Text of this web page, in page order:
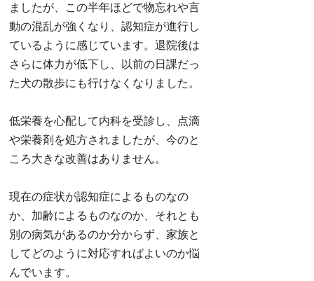
ましたが、この半年ほどで物忘れや言
動の混乱が強くなり、認知症が進行し
ているように感じています。退院後は
さらに体力が低下し、以前の日課だっ
た犬の散歩にも行けなくなりました。
低栄養を心配して内科を受診し、点滴
や栄養剤を処方されましたが、今のと
ころ大きな改善はありません。
現在の症状が認知症によるものなの
か、加齢によるものなのか、それとも
別の病気があるのか分からず、家族と
してどのように対応すればよいのか悩
んでいます。